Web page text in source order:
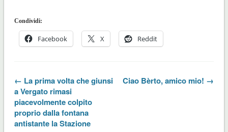
Condividi:
Facebook X Reddit
← La prima volta che giunsi
a Vergato rimasi
piacevolmente colpito
proprio dalla fontana
antistante la Stazione
Ciao Bèrto, amico mio! →